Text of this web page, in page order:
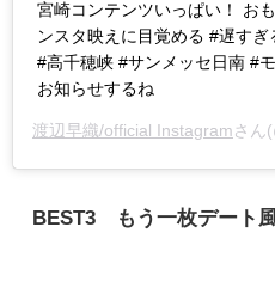
宮崎コンテンツいっぱい！ お
ンスタ映えに目覚める #遅す
#高千穂峡 #サンメッセ日南 #
お知らせするね
渡辺早織/official Instagramさん
BEST3 もう一枚デート